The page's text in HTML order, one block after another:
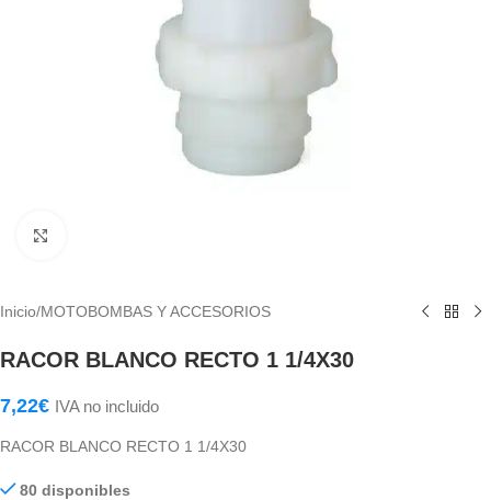
Inicio/MOTOBOMBAS Y ACCESORIOS
RACOR BLANCO RECTO 1 1/4X30
7,22€ IVA no incluido
RACOR BLANCO RECTO 1 1/4X30
80 disponibles